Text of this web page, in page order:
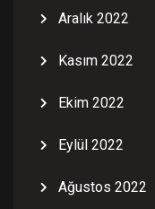
Aralık 2022
Kasım 2022
Ekim 2022
Eylül 2022
Ağustos 2022